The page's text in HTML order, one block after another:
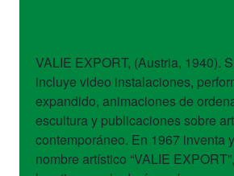
VALIE EXPORT, (Austria, 1940).
incluye video instalaciones,
expandido, animaciones de
escultura y publicaciones sobre
contemporáneo. En 1967 inventa
nombre artístico “VALIE